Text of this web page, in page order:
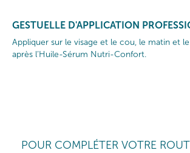
GESTUELLE D'APPLICATION
Appliquer sur le visage et le cou, le matin et
après l’Huile-Sérum Nutri-Confort.
POUR COMPLÉTER VOTRE